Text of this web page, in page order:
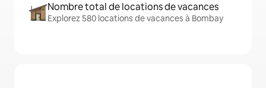
Nombre total de locations de vacances
Explorez 580 locations de vacances à Bombay